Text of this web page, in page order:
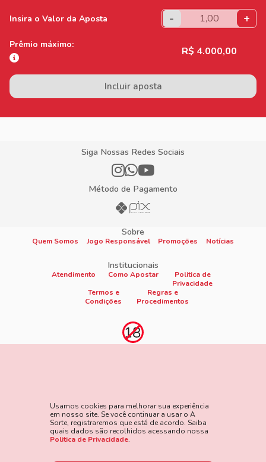
Insira o Valor da Aposta - +
Prêmio máximo:
R$ 4.000,00
Incluir aposta
Usamos cookies para melhorar sua experiência
em nosso site. Se você continuar a usar o A
Sorte, registraremos que está de acordo. Saiba
quais dados são recolhidos acessando nossa
Politica de Privacidade.
Siga Nossas Redes Sociais
Método de Pagamento
Sobre
Quem Somos Jogo Responsável Promoções Notícias
Institucionais
Atendimento Como Apostar
Politica de
Privacidade
Termos e
Condições
Regras e
Procedimentos
perdas financeiras e em excesso podem causar riscos à saúde.
Veja nossa página de Jogo Responsável para mais detalhes e
as ferramentas disponíveis. Jogue com responsabilidade:
www.gamblersanonymous.orgAcesse aqui os Termos e
Condições do site.